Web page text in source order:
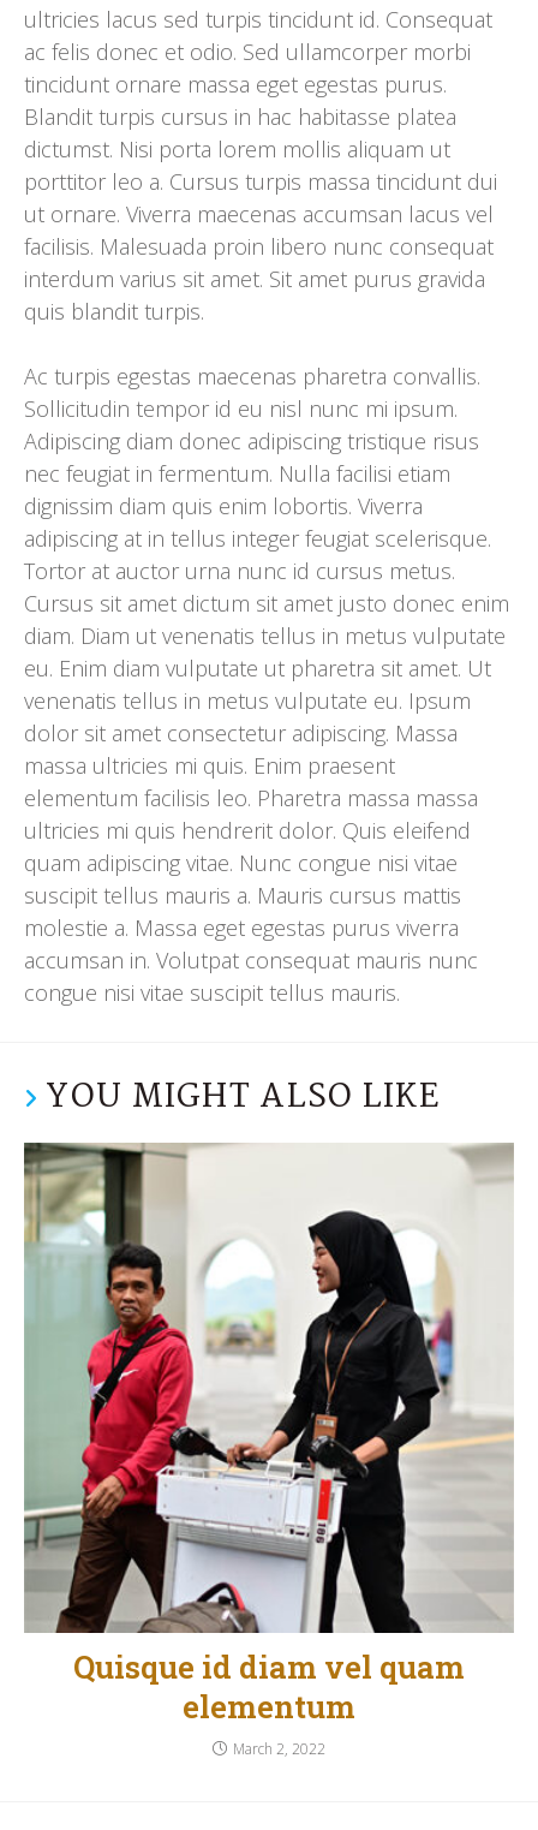
ultricies lacus sed turpis tincidunt id. Consequat
ac felis donec et odio. Sed ullamcorper morbi
tincidunt ornare massa eget egestas purus.
Blandit turpis cursus in hac habitasse platea
dictumst. Nisi porta lorem mollis aliquam ut
porttitor leo a. Cursus turpis massa tincidunt dui
ut ornare. Viverra maecenas accumsan lacus vel
facilisis. Malesuada proin libero nunc consequat
interdum varius sit amet. Sit amet purus gravida
quis blandit turpis.
Ac turpis egestas maecenas pharetra convallis.
Sollicitudin tempor id eu nisl nunc mi ipsum.
Adipiscing diam donec adipiscing tristique risus
nec feugiat in fermentum. Nulla facilisi etiam
dignissim diam quis enim lobortis. Viverra
adipiscing at in tellus integer feugiat scelerisque.
Tortor at auctor urna nunc id cursus metus.
Cursus sit amet dictum sit amet justo donec enim
diam. Diam ut venenatis tellus in metus vulputate
eu. Enim diam vulputate ut pharetra sit amet. Ut
venenatis tellus in metus vulputate eu. Ipsum
dolor sit amet consectetur adipiscing. Massa
massa ultricies mi quis. Enim praesent
elementum facilisis leo. Pharetra massa massa
ultricies mi quis hendrerit dolor. Quis eleifend
quam adipiscing vitae. Nunc congue nisi vitae
suscipit tellus mauris a. Mauris cursus mattis
molestie a. Massa eget egestas purus viverra
accumsan in. Volutpat consequat mauris nunc
congue nisi vitae suscipit tellus mauris.
YOU MIGHT ALSO LIKE
Quisque id diam vel quam
elementum
March 2, 2022